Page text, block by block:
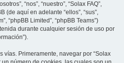
“nos”, “nuestro”, “Solax FAQ”,
(de aquí en adelante “ellos”, “sus”,
“phpBB Limited”, “phpBB Teams”)
durante cualquier sesión de uso por
vías. Primeramente, navegar por “Solax